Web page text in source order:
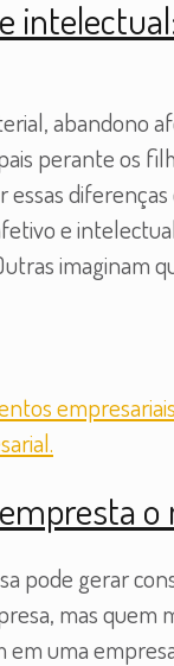
abandono
perante os
essas
e
imaginam
pode gerar
mas quem
em uma